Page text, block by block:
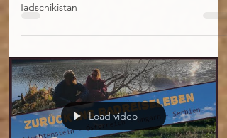
Tadschikistan
Load video